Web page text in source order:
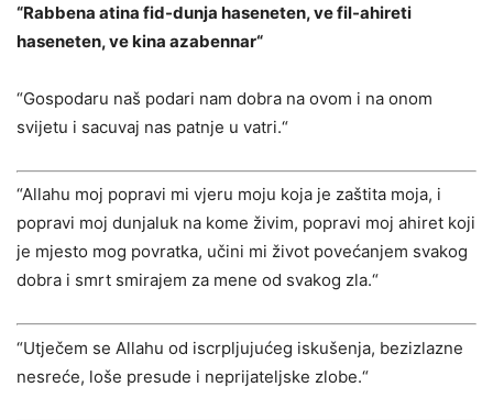
“Rabbena atina fid-dunja haseneten, ve fil-ahireti
haseneten, ve kina azabennar“
“Gospodaru naš podari nam dobra na ovom i na onom
svijetu i sacuvaj nas patnje u vatri.“
“Allahu moj popravi mi vjeru moju koja je zaštita moja, i
popravi moj dunjaluk na kome živim, popravi moj ahiret koji
je mjesto mog povratka, učini mi život povećanjem svakog
dobra i smrt smirajem za mene od svakog zla.“
“Utječem se Allahu od iscrpljujućeg iskušenja, bezizlazne
nesreće, loše presude i neprijateljske zlobe.“